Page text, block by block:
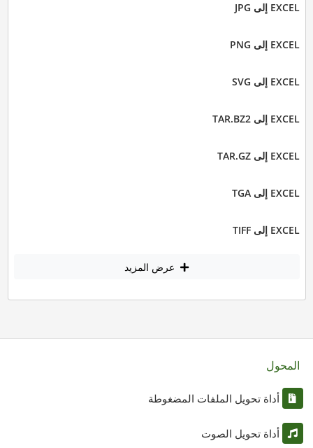
EXCEL إلى JPG
EXCEL إلى PNG
EXCEL إلى SVG
EXCEL إلى TAR.BZ2
EXCEL إلى TAR.GZ
EXCEL إلى TGA
EXCEL إلى TIFF
عرض المزيد
المحول
أداة تحويل الملفات المضغوطة
أداة تحويل الصوت